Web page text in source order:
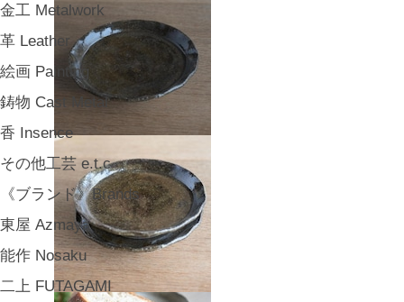
金工 Metalwork
革 Leather
絵画 Painting
鋳物 Cast Metal
香 Insence
その他工芸 e.t.c
《ブランド》Brands
東屋 Azmaya
能作 Nosaku
二上 FUTAGAMI